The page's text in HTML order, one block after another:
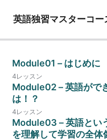
英語独習マスターコ
Module01 – はじめに
4レッスン
Module02 – 英語がで
は！？
4レッスン
Module03 – 英語とい
を理解して学習の全体